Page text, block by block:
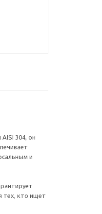
304, он
и
тех, кто ищет